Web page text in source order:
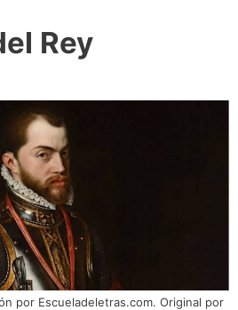
Rey
por Escueladeletras.com. Original por